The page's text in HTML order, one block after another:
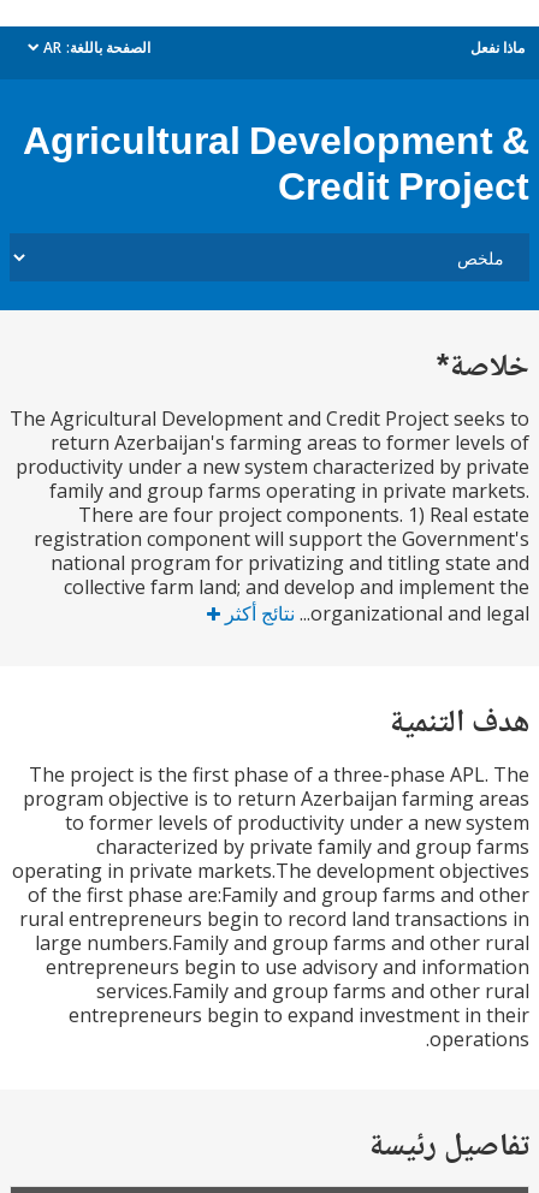
الصفحة باللغة: AR
dropdown
Agricultural
Credit
The Agricultural Development and Credit Project
return Azerbaijan's farming areas to former
productivity under a new system characterized by
family and group farms operating in private
There are four project components. 1) Real
registration component will support the
national program for privatizing and titling
collective farm land; and develop and
organizational and
نتائج أكثر
The project is the first phase of a three-phase
program objective is to return Azerbaijan farming
to former levels of productivity under a new
characterized by private family and group
operating in private markets.The development
of the first phase are:Family and group farms
rural entrepreneurs begin to record land
large numbers.Family and group farms and
entrepreneurs begin to use advisory and
services.Family and group farms and
entrepreneurs begin to expand investment
رئيسة